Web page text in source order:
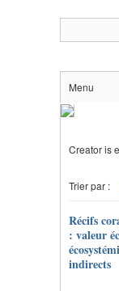
Menu
Creator is
Trier par :
Récifs
: valeur
indirects